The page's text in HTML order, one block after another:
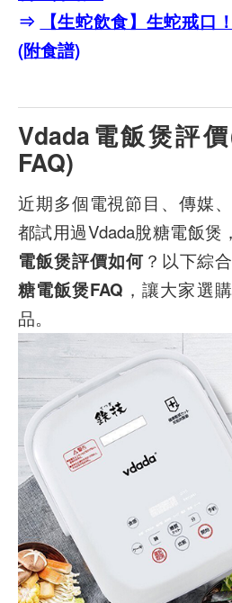
⇒
【生蛇飲食】生蛇戒口
(附食譜)
Vdada電飯煲評
FAQ)
近期多個電視節目、傳媒
都試用過Vdada脫糖電飯煲
電飯煲評價如何？以下綜
糖電飯煲FAQ ，讓大家選
品。